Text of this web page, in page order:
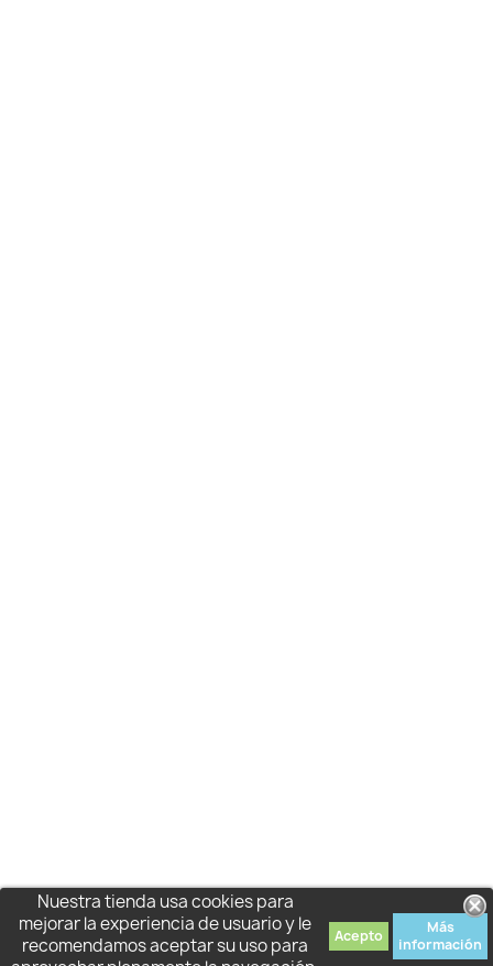
Nuestra tienda usa cookies para
mejorar la experiencia de usuario y le
recomendamos aceptar su uso para
Acepto
Más
información